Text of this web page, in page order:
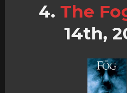
The
14th,